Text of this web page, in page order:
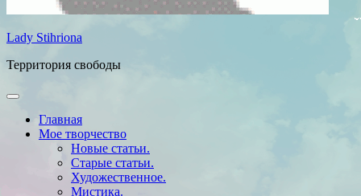
Lady Stihriona
Территория свободы
Главная
Мое творчество
Новые статьи.
Старые статьи.
Художественное.
Мистика.